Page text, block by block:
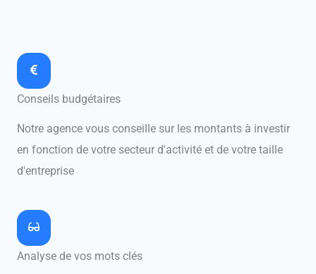
Conseils budgétaires
Notre agence vous conseille sur les montants à investir
en fonction de votre secteur d'activité et de votre taille
d'entreprise
Analyse de vos mots clés